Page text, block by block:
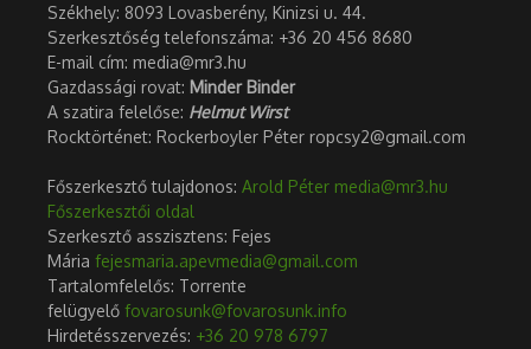
Székhely: 8093 Lovasberény, Kinizsi u. 44.
Szerkesztőség telefonszáma: +36 20 456 8680
E-mail cím: media@mr3.hu
Gazdassági rovat: Minder Binder
A szatira felelőse: Helmut Wirst
Rocktörténet: Rockerboyler Péter ropcsy2@gmail.com
Főszerkesztő tulajdonos: Arold Péter media@mr3.hu
Főszerkesztői oldal
Szerkesztő asszisztens: Fejes
Mária fejesmaria.apevmedia@gmail.com
Tartalomfelelős: Torrente
felügyelő fovarosunk@fovarosunk.info
Hirdetésszervezés: +36 20 978 6797